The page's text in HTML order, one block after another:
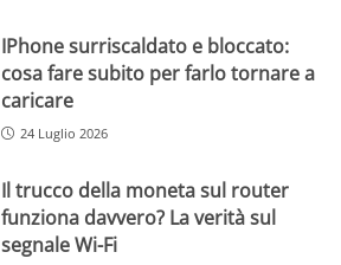
IPhone surriscaldato e bloccato:
cosa fare subito per farlo tornare a
caricare
24 Luglio 2026
Il trucco della moneta sul router
funziona davvero? La verità sul
segnale Wi-Fi